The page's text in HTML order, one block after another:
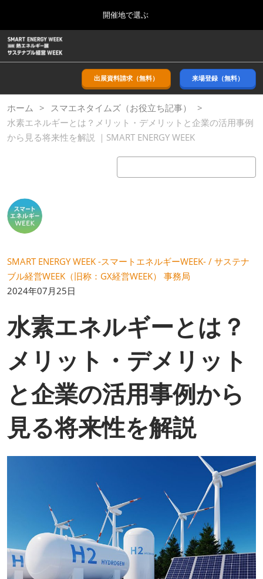
ッ
プ
し
進
む
to
close
the
開催地で選ぶ
2026年09月09日
幕張メッセ/Makuhari Messe, Japan
11月_関西展
インテックス大阪/INTEX Osaka
ー
バ
ル
ナ
ビ
シ
ン
折
出展資料請求（無料） 来場登録（無料）
ホーム
スマエネタイムズ（お役立ち記事）
水素エネルギーとは？メリット・デメリットと企業の活用事例
から見る将来性を解説 ｜SMART ENERGY WEEK
SMART ENERGY WEEK -スマートエネルギーWEEK- / サステナ
ブル経営WEEK（旧称：GX経営WEEK） 事務局
2024年07月25日
水素エネルギーとは？
メリット・デメリット
と企業の活用事例から
見る将来性を解説